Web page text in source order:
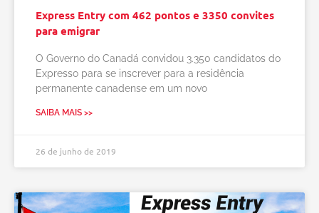
Express Entry com 462 pontos e 3350 convites
para emigrar
O Governo do Canadá convidou 3.350 candidatos do
Expresso para se inscrever para a residência
permanente canadense em um novo
SAIBA MAIS >>
26 de junho de 2019